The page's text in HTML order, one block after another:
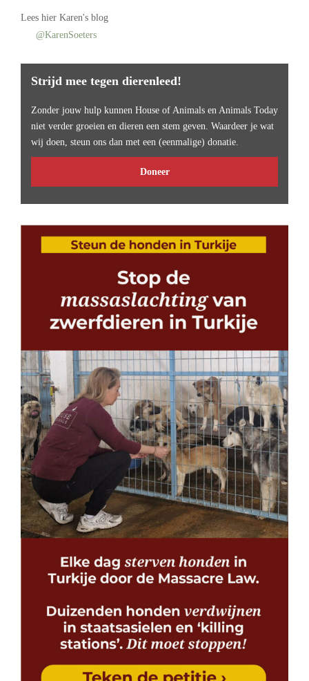
Lees hier Karen's blog
@KarenSoeters
Strijd mee tegen dierenleed!
Zonder jouw hulp kunnen House of Animals en Animals Today
niet verder groeien en dieren een stem geven. Waardeer je wat
wij doen, steun ons dan met een (eenmalige) donatie.
Doneer